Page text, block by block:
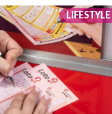
LIFESTYLE